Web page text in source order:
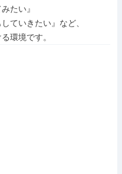
たい』
ていきたい』など、
環境です。